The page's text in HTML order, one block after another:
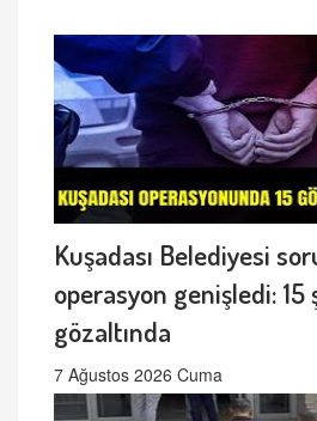
Kuşadası Belediyesi
operasyon genişledi: 15
gözaltında
7 Ağustos 2026 Cuma